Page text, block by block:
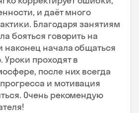
и даёт много
Благодаря занятиям
бояться говорить на
наконец начала общаться
Уроки проходят в
после них всегда
и мотивация
Очень рекомендую